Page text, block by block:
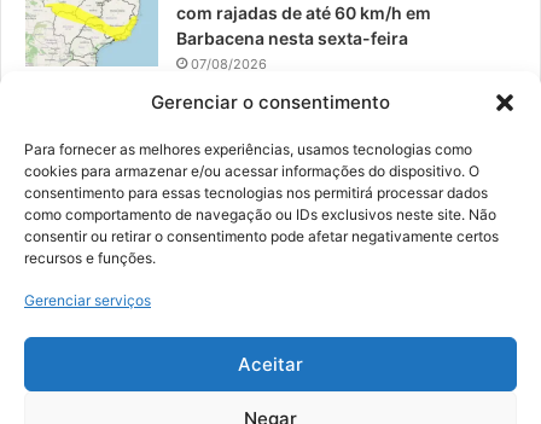
Gerenciar o consentimento
Para fornecer as melhores experiências, usamos tecnologias como
cookies para armazenar e/ou acessar informações do dispositivo. O
consentimento para essas tecnologias nos permitirá processar dados
como comportamento de navegação ou IDs exclusivos neste site. Não
consentir ou retirar o consentimento pode afetar negativamente certos
recursos e funções.
Gerenciar serviços
Aceitar
Negar
com rajadas de até 60 km/h em
Barbacena nesta sexta-feira
07/08/2026
EPCAR tem a melhor nota do IDEB no
06/08/2026
© 2026, Todos os direitos reservados | Desenvolvido por:
Digital Business| Hospedado por:NP Publicidade
Fale Conosco
Sobre Nós
Política de Segurança e Privacidade